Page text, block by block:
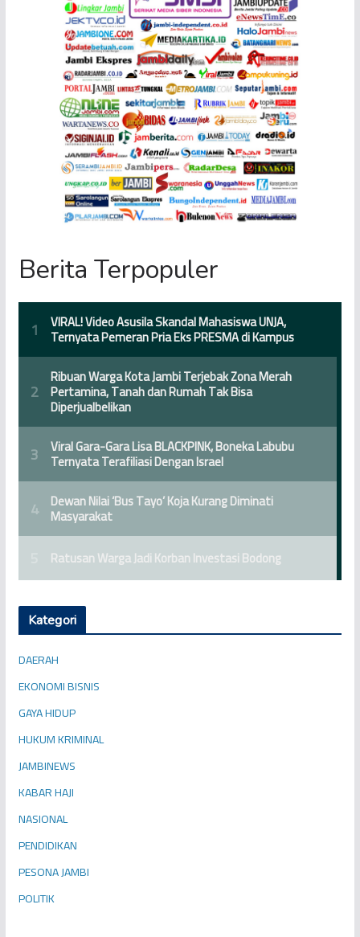
Berita Terpopuler
Kategori
DAERAH
EKONOMI BISNIS
GAYA HIDUP
HUKUM KRIMINAL
JAMBINEWS
KABAR HAJI
NASIONAL
PENDIDIKAN
PESONA JAMBI
POLITIK